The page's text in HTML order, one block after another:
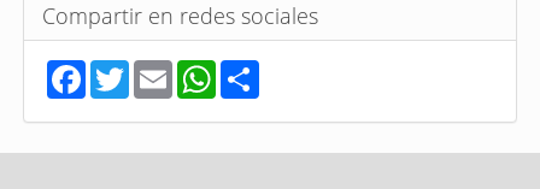
Compartir en redes sociales
F
a
e
b
T
w
t
t
E
m
i
l
W
h
t
s
S
h
r
e